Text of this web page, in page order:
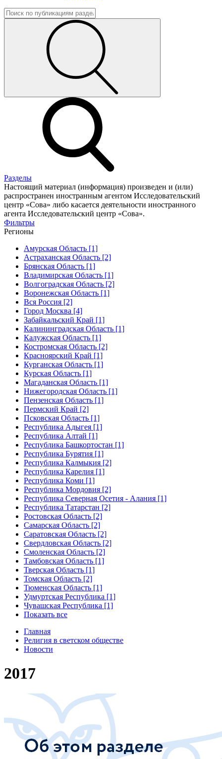
Разделы
Настоящий материал (информация) произведен и (или)
распространен иностранным агентом Исследовательский
центр «Сова» либо касается деятельности иностранного
агента Исследовательский центр «Сова».
Фильтры
Регионы
Амурская Область [1]
Астраханская Область [2]
Брянская Область [1]
Владимирская Область [1]
Волгоградская Область [2]
Воронежская Область [1]
Вся Россия [2]
Город Москва [4]
Забайкальский Край [1]
Калининградская Область [1]
Калужская Область [1]
Костромская Область [2]
Красноярский Край [1]
Курганская Область [1]
Курская Область [1]
Магаданская Область [1]
Нижегородская Область [1]
Пензенская Область [1]
Пермский Край [2]
Псковская Область [1]
Республика Адыгея [1]
Республика Алтай [1]
Республика Башкортостан [1]
Республика Бурятия [1]
Республика Калмыкия [2]
Республика Карелия [1]
Республика Коми [1]
Республика Мордовия [2]
Республика Северная Осетия - Алания [1]
Республика Татарстан [2]
Ростовская Область [2]
Самарская Область [2]
Саратовская Область [2]
Свердловская Область [2]
Смоленская Область [2]
Тамбовская Область [1]
Тверская Область [1]
Томская Область [2]
Тюменская Область [1]
Удмуртская Республика [1]
Чувашская Республика [1]
Показать все
Главная
Религия в светском обществе
Новости
2017